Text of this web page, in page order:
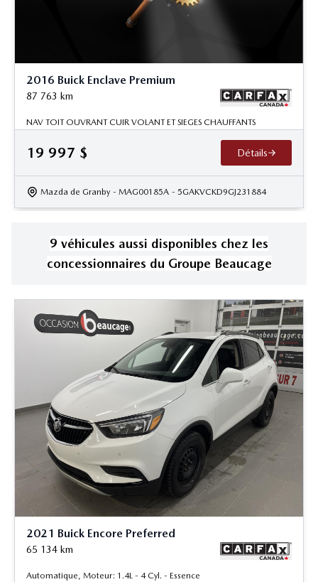
2016 Buick Enclave Premium
87 763 km
NAV TOIT OUVRANT CUIR VOLANT ET SIEGES CHAUFFANTS
19 997 $ Détails
Mazda de Granby - MAG00185A - 5GAKVCKD9GJ231884
9 véhicules aussi disponibles chez les
concessionnaires du Groupe Beaucage
2021 Buick Encore Preferred
65 134 km
Automatique, Moteur: 1.4L - 4 Cyl. - Essence